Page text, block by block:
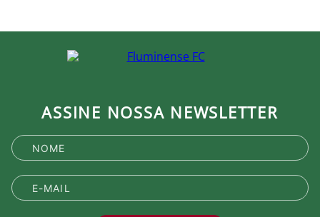
Compare as medidas com esta tabela.
Tamanho - Tórax
G - 110 - 114
GG - 114 - 118
XG - 118 - 120
XXG - 122 - 123
Detalhes: Modelagem clássica
Produto Oficial Licenciado do Fluminense.
ASSINE NOSSA NEWSLETTER